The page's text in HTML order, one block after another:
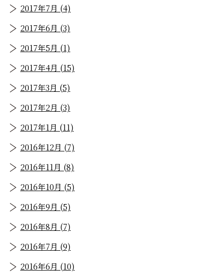
2017年7月 (4)
2017年6月 (3)
2017年5月 (1)
2017年4月 (15)
2017年3月 (5)
2017年2月 (3)
2017年1月 (11)
2016年12月 (7)
2016年11月 (8)
2016年10月 (5)
2016年9月 (5)
2016年8月 (7)
2016年7月 (9)
2016年6月 (10)